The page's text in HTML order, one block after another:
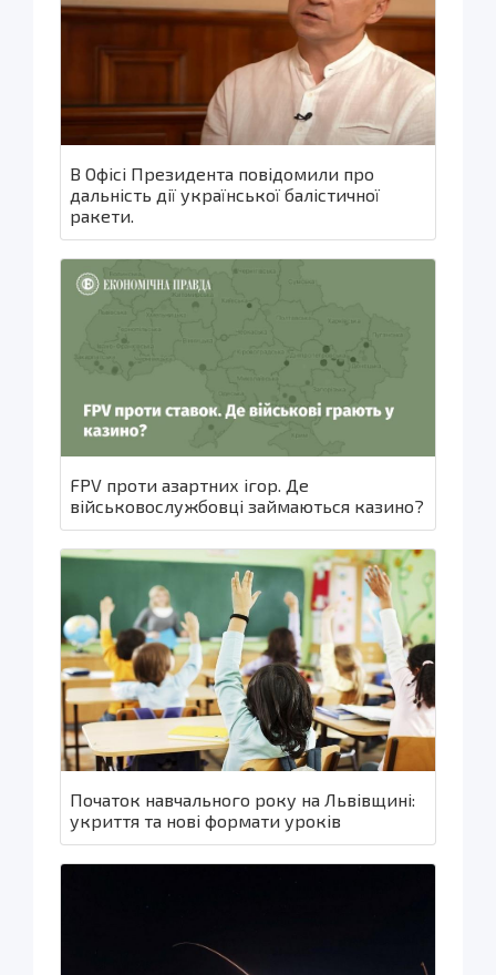
В Офісі Президента повідомили про
дальність дії української балістичної
ракети.
FPV проти азартних ігор. Де
військовослужбовці займаються казино?
Початок навчального року на Львівщині:
укриття та нові формати уроків